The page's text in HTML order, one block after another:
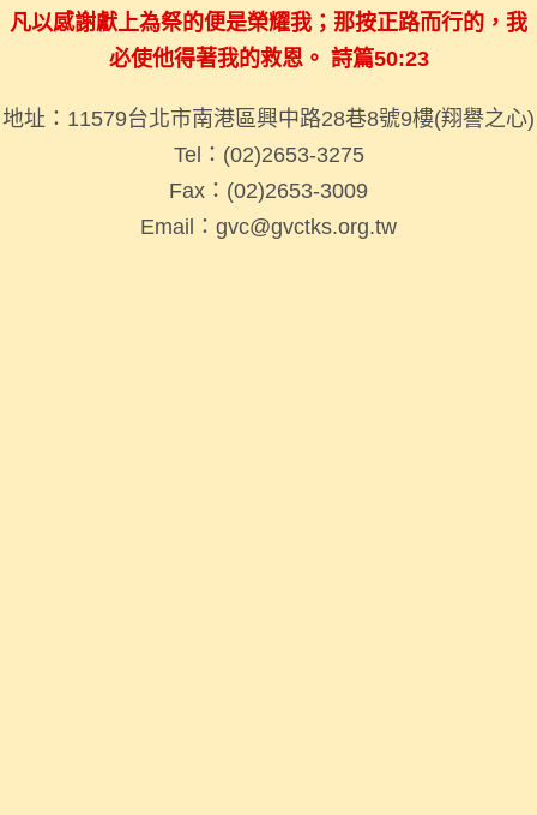
凡以感謝獻上為祭的便是榮耀我；那按正路而行的，我
必使他得著我的救恩。 詩篇50:23
地址：11579台北市南港區興中路28巷8號9樓(翔譽之心)
Tel：(02)2653-3275
Fax：(02)2653-3009
Email：gvc@gvctks.org.tw